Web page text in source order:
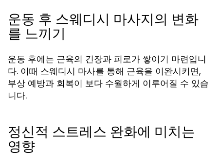
운동 후 스웨디시 마사지의 변화
를 느끼기
운동 후에는 근육의 긴장과 피로가 쌓이기 마련입니
다. 이때 스웨디시 마사를 통해 근육을 이완시키면,
부상 예방과 회복이 보다 수월하게 이루어질 수 있습
니다.
정신적 스트레스 완화에 미치는
영향